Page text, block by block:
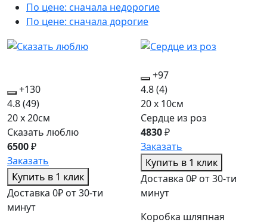
По цене: сначала недорогие
По цене: сначала дорогие
+130
4.8(49)
20 x 20см
Сказать люблю
6500₽
Заказать
Купить в 1 клик
Доставка 0₽ от 30-ти
минут
+97
4.8(4)
20 x 10см
Сердце из роз
4830₽
Заказать
Купить в 1 клик
Доставка 0₽ от 30-ти
минут
Коробка шляпная